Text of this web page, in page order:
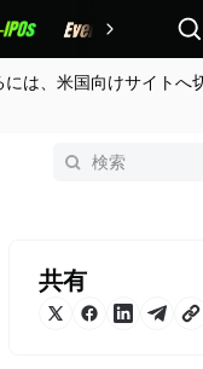
報酬
は、米国向けサイトへ
共有